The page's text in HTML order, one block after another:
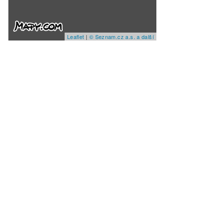
Leaflet | © Seznam.cz a.s. a další